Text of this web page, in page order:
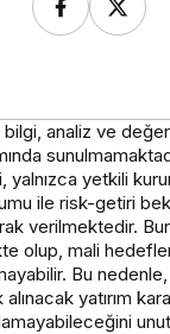
analiz ve
yalnızca yetkili
ile risk-getiri
verilmektedir.
olup, mali
Bu nedenle,
yatırım